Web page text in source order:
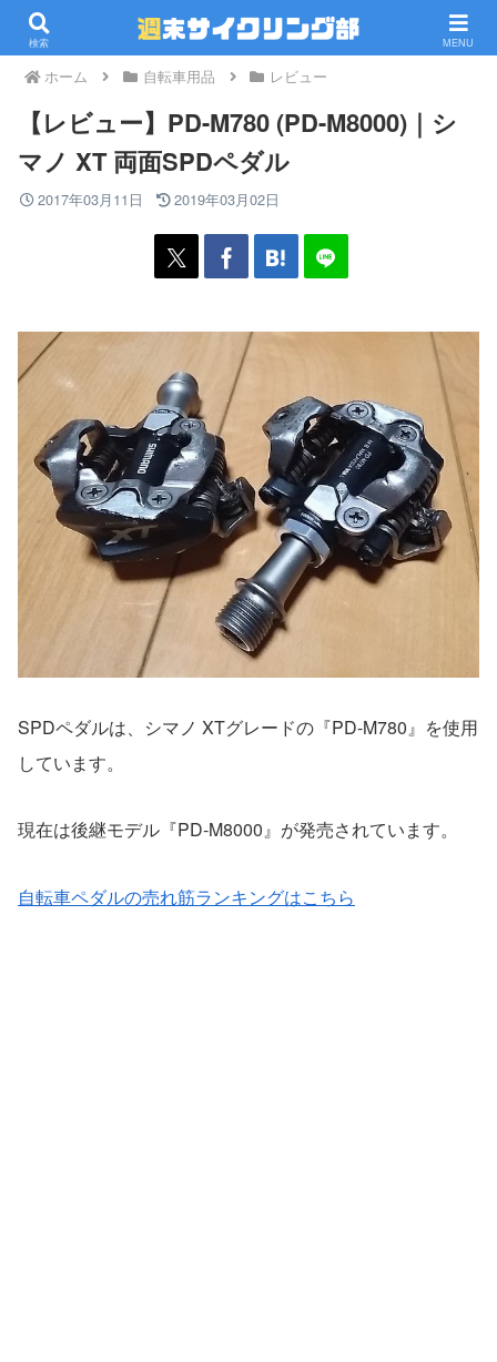
PR
ホーム 自転車用品 レビュー
【レビュー】PD-M780 (PD-M8000)｜シ
マノ XT 両面SPDペダル
2017年03月11日 2019年03月02日
SPDペダルは、シマノ XTグレードの『PD-M780』を使用
しています。
現在は後継モデル『PD-M8000』が発売されています。
自転車ペダルの売れ筋ランキングはこちら
検索 MENU